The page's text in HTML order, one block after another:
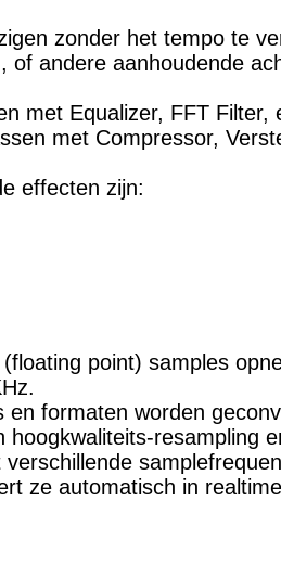
zonder het tempo te
of andere aanhoudende
met Equalizer, FFT
met Compressor,
effecten zijn:
point) samples
en formaten worden
hoogkwaliteits-resampling
ze automatisch in